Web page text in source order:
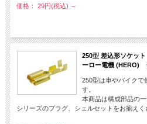
価格： 29円(税込) ～
250型 差込形ソケッ
ーロー電機 (HERO)
250型は車やバイクで
す。
本商品は構成部品の
シリーズのプラグ、シェルセットをお揃えく